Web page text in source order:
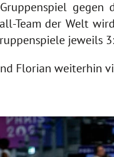
gegen
Team der Welt
jeweils
Florian